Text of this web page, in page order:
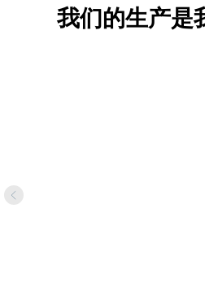
我们的生产是